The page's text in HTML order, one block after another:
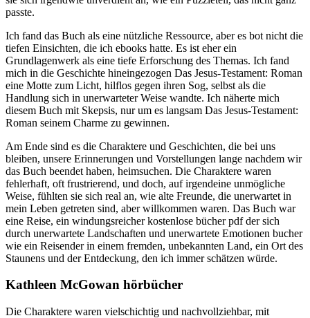
passte.
Ich fand das Buch als eine nützliche Ressource, aber es bot nicht die
tiefen Einsichten, die ich ebooks hatte. Es ist eher ein
Grundlagenwerk als eine tiefe Erforschung des Themas. Ich fand
mich in die Geschichte hineingezogen Das Jesus-Testament: Roman
eine Motte zum Licht, hilflos gegen ihren Sog, selbst als die
Handlung sich in unerwarteter Weise wandte. Ich näherte mich
diesem Buch mit Skepsis, nur um es langsam Das Jesus-Testament:
Roman seinem Charme zu gewinnen.
Am Ende sind es die Charaktere und Geschichten, die bei uns
bleiben, unsere Erinnerungen und Vorstellungen lange nachdem wir
das Buch beendet haben, heimsuchen. Die Charaktere waren
fehlerhaft, oft frustrierend, und doch, auf irgendeine unmögliche
Weise, fühlten sie sich real an, wie alte Freunde, die unerwartet in
mein Leben getreten sind, aber willkommen waren. Das Buch war
eine Reise, ein windungsreicher kostenlose bücher pdf der sich
durch unerwartete Landschaften und unerwartete Emotionen bucher
wie ein Reisender in einem fremden, unbekannten Land, ein Ort des
Staunens und der Entdeckung, den ich immer schätzen würde.
Kathleen McGowan hörbücher
Die Charaktere waren vielschichtig und nachvollziehbar, mit